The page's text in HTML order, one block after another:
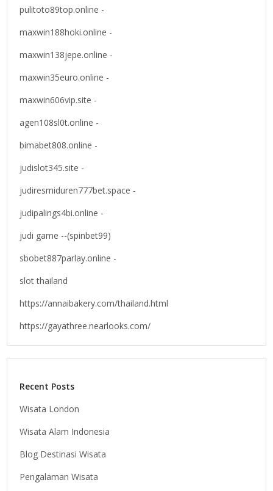
pulitoto89top.online -
maxwin188hoki.online -
maxwin138jepe.online -
maxwin35euro.online -
maxwin606vip.site -
agen108sl0t.online -
bimabet808.online -
judislot345.site -
judiresmiduren777bet.space -
judipalings4bi.online -
judi game --(spinbet99)
sbobet887parlay.online -
slot thailand
https://annaibakery.com/thailand.html
https://gayathree.nearlooks.com/
Recent Posts
Wisata London
Wisata Alam Indonesia
Blog Destinasi Wisata
Pengalaman Wisata